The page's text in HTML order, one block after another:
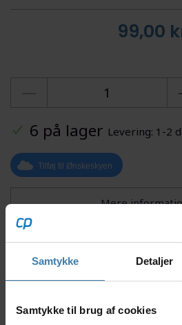
Samtykke Detaljer
Samtykke til brug af cookies
99,00
6 på lager Levering: 1-2
Tilføj til Ønskeskyen
Mere
Beskrivelse